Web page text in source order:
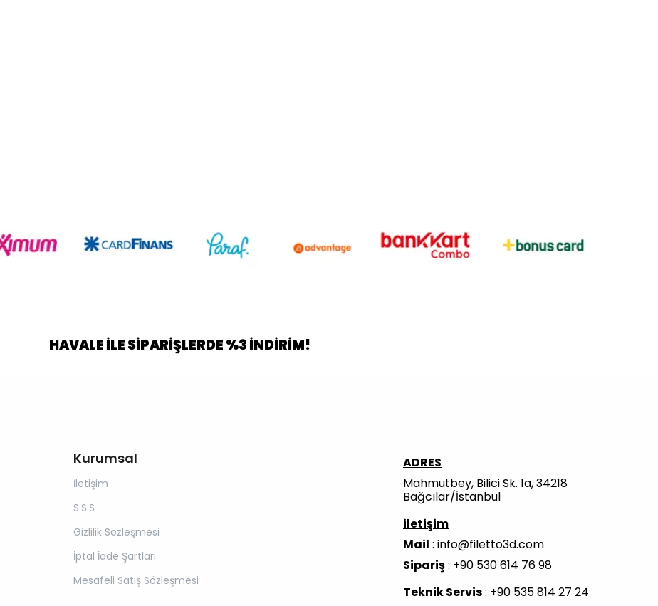
HAVALE İLE SİPARİŞLERDE %3 İNDİRİM!
Kurumsal
İletişim
S.S.S
Gizlilik Sözleşmesi
İptal İade Şartları
Mesafeli Satış Sözleşmesi
ADRES
Mahmutbey, Bilici Sk. 1a, 34218
Bağcılar/İstanbul
iletişim
Mail : info@filetto3d.com
Sipariş: +90 530 614 76 98
Teknik Servis: +90 535 814 27 24